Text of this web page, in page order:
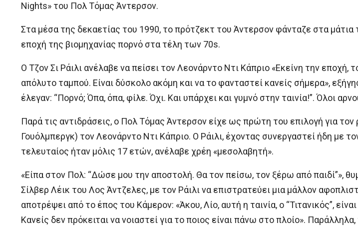
Nights» του Πολ Τόμας Άντερσον.
Στα μέσα της δεκαετίας του 1990, το πρότζεκτ του Άντερσον φάνταζε στα
εποχή της βιομηχανίας πορνό στα τέλη των 70s.
Ο Τζον Σι Ράιλι ανέλαβε να πείσει τον Λεονάρντο Ντι Κάπριο «Εκείνη την
απόλυτο ταμπού. Είναι δύσκολο ακόμη και να το φανταστεί κανείς σήμερα»,
έλεγαν: “Πορνό; Όπα, όπα, φίλε. Όχι. Και υπάρχει και γυμνό στην ταινία!”. Όλοι
Παρά τις αντιδράσεις, ο Πολ Τόμας Άντερσον είχε ως πρώτη του επιλογή για
Γουόλμπεργκ) τον Λεονάρντο Ντι Κάπριο. Ο Ράιλι, έχοντας συνεργαστεί ήδη με
τελευταίος ήταν μόλις 17 ετών, ανέλαβε χρέη «μεσολαβητή».
«Είπα στον Πολ: “Δώσε μου την αποστολή. Θα τον πείσω, τον ξέρω από παιδί”»,
Σίλβερ Λέικ του Λος Άντζελες, με τον Ράιλι να επιστρατεύει μια μάλλον
αποτρέψει από το έπος του Κάμερον: «Άκου, Λίο, αυτή η ταινία, ο “Τιτανικός” ,
Κανείς δεν πρόκειται να νοιαστεί για το ποιος είναι πάνω στο πλοίο».